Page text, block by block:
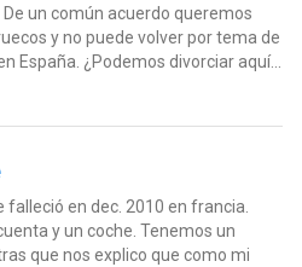
un común acuerdo queremos
y no puede volver por tema de
España. ¿Podemos divorciar aquí...
en dec. 2010 en francia.
y un coche. Tenemos un
que nos explico que como mi